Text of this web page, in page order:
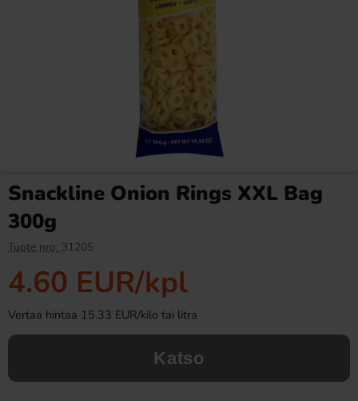
Spuds Craft Cooked Sipsit
Tryffelijuusto 145g
Fazer Viol Tablettipussi 38g
Snackline Onion Rings XXL Bag
300g
Tuote nro: 31205
4.60 EUR/kpl
Vertaa hintaa 15.33 EUR/kilo tai litra
Katso